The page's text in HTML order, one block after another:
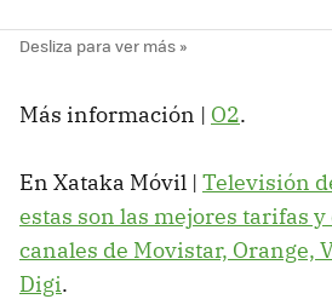
Más información | O2.
En Xataka Móvil | Televisión
estas son las mejores tarifas
canales de Movistar, Orange,
Digi.